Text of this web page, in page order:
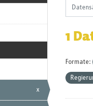
x
1
Formate: